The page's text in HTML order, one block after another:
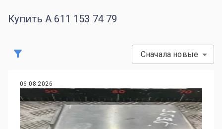
Купить A 611 153 74 79
Сначала новые
06.08.2026